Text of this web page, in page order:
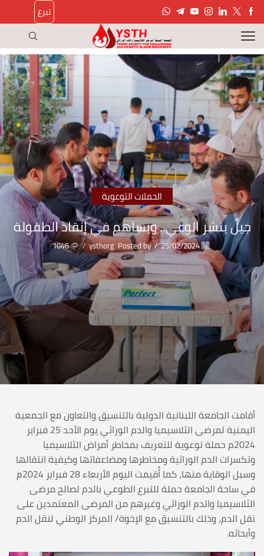
تبرع
الحملات التوعوية
جيلٌ ينشر الوعي.. ويساهم في إنقاذ الطفولة
25/02/2024
/
Posted by
ysthorg
/
1046
أقامت الجامعة اللبنانية الدولية بالتنسيق والتعاون مع الجمعية
اليمنية لمرضى الثلاسيميا والدم الوراثي يوم الأحد 25 فبراير
2024م حملة توعوية للتعريف بمخاطر أمراض الثلاسيميا
وتكسرات الدم الوراثية ومخاطرها ومضاعفاتها وكيفية انتقالها
وسبل الوقاية منها، كما أُقيمت اليوم الأربعاء 28 فبراير 2024م
في ساحة الجامعة حملة للتبرع الطوعي بالدم لصالح مرضى
الثلاسيميا والدم الوراثي وغيرهم من المرضى المعتمدين على
نقل الدم، وذلك بالتنسيق مع الإخوة/ المركز الوطني لنقل الدم
وأبحاثه.